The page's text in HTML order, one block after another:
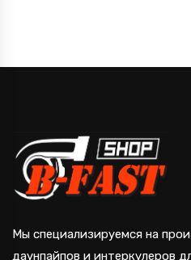
Мы специализируемся на
даунпайпов и интеркулеров